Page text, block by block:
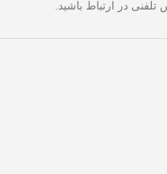
در ارتباط باشید.